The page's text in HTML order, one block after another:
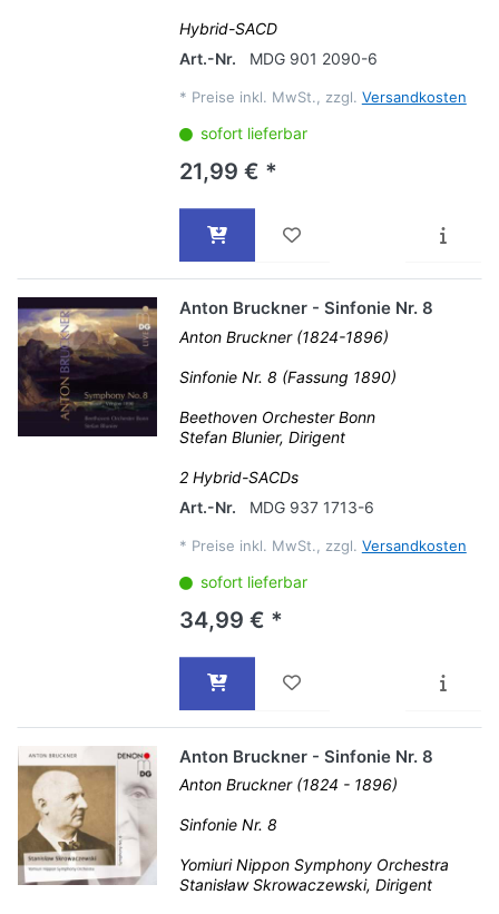
Hybrid-SACD
Art.-Nr.
MDG 901 2090-6
* Preise inkl. MwSt., zzgl. Versandkosten
sofort lieferbar
21,99 € *
Anton Bruckner - Sinfonie Nr. 8
Anton Bruckner (1824-1896)
Sinfonie Nr. 8 (Fassung 1890)
Beethoven Orchester Bonn
Stefan Blunier, Dirigent
2 Hybrid-SACDs
Art.-Nr.
MDG 937 1713-6
* Preise inkl. MwSt., zzgl. Versandkosten
sofort lieferbar
34,99 € *
Anton Bruckner - Sinfonie Nr. 8
Anton Bruckner (1824 - 1896)
Sinfonie Nr. 8
Yomiuri Nippon Symphony Orchestra
Stanisław Skrowaczewski, Dirigent